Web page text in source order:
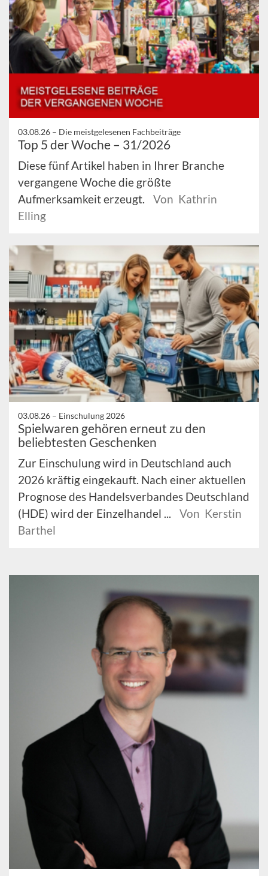
03.08.26 – Die meistgelesenen Fachbeiträge
Top 5 der Woche – 31/2026
Diese fünf Artikel haben in Ihrer Branche
vergangene Woche die größte
Aufmerksamkeit erzeugt.
Von Kathrin
Elling
03.08.26 – Einschulung 2026
Spielwaren gehören erneut zu den
beliebtesten Geschenken
Zur Einschulung wird in Deutschland auch
2026 kräftig eingekauft. Nach einer aktuellen
Prognose des Handelsverbandes Deutschland
(HDE) wird der Einzelhandel ...
Von Kerstin
Barthel